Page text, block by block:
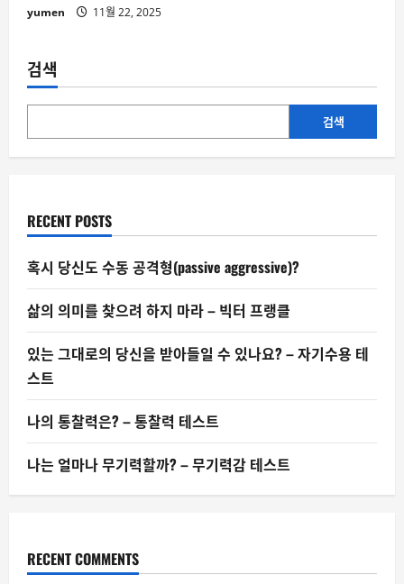
yumen 11월 22, 2025
검색
검색
RECENT POSTS
혹시 당신도 수동 공격형(passive aggressive)?
삶의 의미를 찾으려 하지 마라 – 빅터 프랭클
있는 그대로의 당신을 받아들일 수 있나요? – 자기수용 테
스트
나의 통찰력은? – 통찰력 테스트
나는 얼마나 무기력할까? – 무기력감 테스트
RECENT COMMENTS